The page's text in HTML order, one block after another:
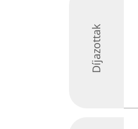
Díjazottak